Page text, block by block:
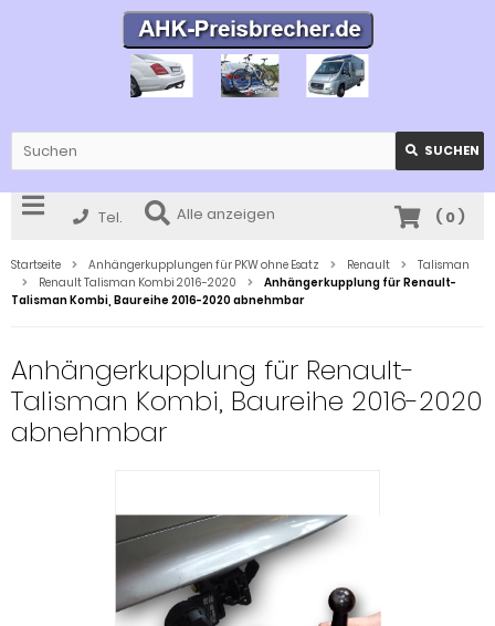
SUCHEN
Tel. Alle anzeigen ( 0)
Startseite Anhängerkupplungen für PKW ohne Esatz Renault
Talisman
Renault Talisman Kombi 2016-2020
Anhängerkupplung für Renault-
Talisman Kombi, Baureihe 2016-2020 abnehmbar
Anhängerkupplung für Renault-
Talisman Kombi, Baureihe 2016-2020
abnehmbar